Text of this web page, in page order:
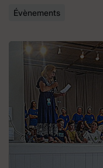
Évènements